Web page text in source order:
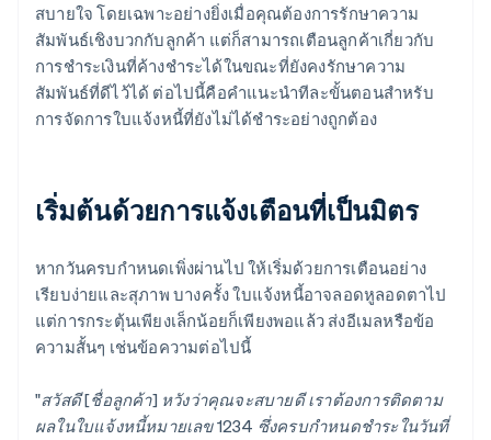
สบายใจ โดยเฉพาะอย่างยิ่งเมื่อคุณต้องการรักษาความ
สัมพันธ์เชิงบวกกับลูกค้า แต่ก็สามารถเตือนลูกค้าเกี่ยวกับ
การชำระเงินที่ค้างชำระได้ในขณะที่ยังคงรักษาความ
สัมพันธ์ที่ดีไว้ได้ ต่อไปนี้คือคําแนะนําทีละขั้นตอนสําหรับ
การจัดการใบแจ้งหนี้ที่ยังไม่ได้ชําระอย่างถูกต้อง
เริ่มต้นด้วยการแจ้งเตือนที่เป็นมิตร
หากวันครบกำหนดเพิ่งผ่านไป ให้เริ่มด้วยการเตือนอย่าง
เรียบง่ายและสุภาพ บางครั้ง ใบแจ้งหนี้อาจลอดหูลอดตาไป
แต่การกระตุ้นเพียงเล็กน้อยก็เพียงพอแล้ว ส่งอีเมลหรือข้อ
ความสั้นๆ เช่นข้อความต่อไปนี้
"สวัสดี [ชื่อลูกค้า] หวังว่าคุณจะสบายดี เราต้องการติดตาม
ผลในใบแจ้งหนี้หมายเลข 1234 ซึ่งครบกําหนดชําระในวันที่